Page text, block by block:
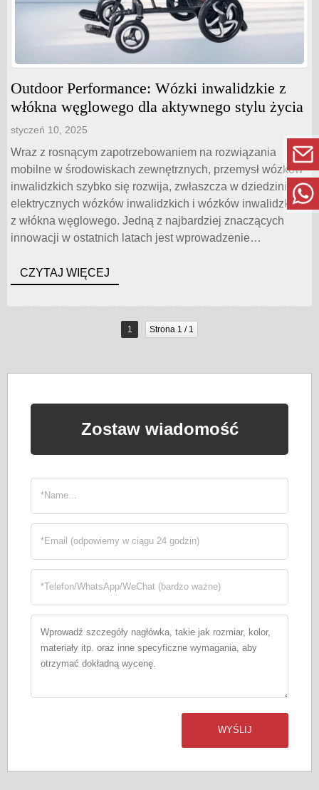
Outdoor Performance: Wózki inwalidzkie z
włókna węglowego dla aktywnego stylu życia
styczeń 10, 2025
Wraz z rosnącym zapotrzebowaniem na rozwiązania
mobilne w środowiskach zewnętrznych, przemysł wózków
inwalidzkich szybko się rozwija, zwłaszcza w dziedzinie
elektrycznych wózków inwalidzkich i wózków inwalidzkich
z włókna węglowego. Jedną z najbardziej znaczących
innowacji w ostatnich latach jest wprowadzenie
które zostały zaprojektowane w celu zaspokojenia potrzeb
aktywnych osób [...]
CZYTAJ WIĘCEJ
1 Strona 1 / 1
Zostaw wiadomość
WYŚLIJ